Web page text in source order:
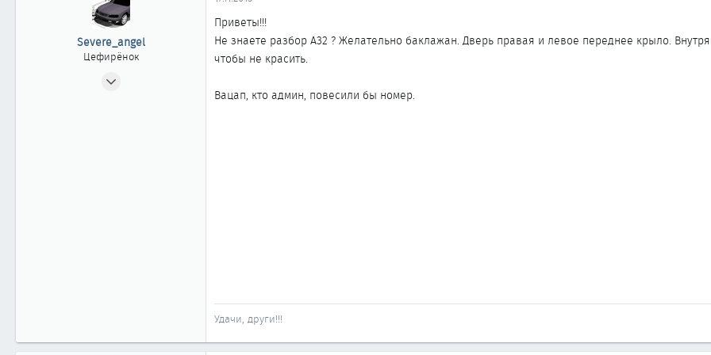
а
Severe_angel
Цефирёнок
Приветы!!!
Не знаете разбор A32 ? Желательно баклажан. Дверь правая и левое переднее крыло.
чтобы не красить.
Вацап, кто админ, повесили бы номер.
Удачи, други!!!